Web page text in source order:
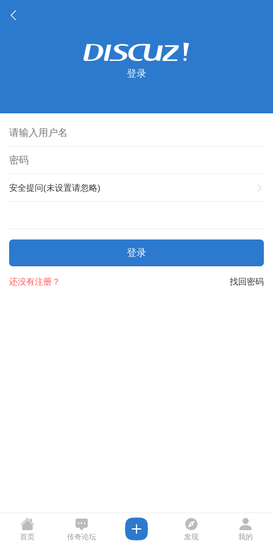
登录
安全提问(未设置请忽略)
登录
找回密码
还没有注册？
首页 传奇论坛 发现 我的